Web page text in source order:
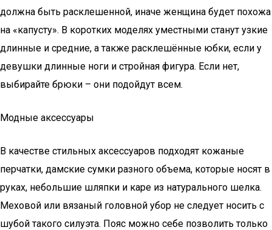
должна быть расклешенной, иначе женщина будет похожа
на «капусту». В коротких моделях уместными станут узкие
длинные и средние, а также расклешённые юбки, если у
девушки длинные ноги и стройная фигура. Если нет,
выбирайте брюки – они подойдут всем.
Модные аксессуары
В качестве стильных аксессуаров подходят кожаные
перчатки, дамские сумки разного объема, которые носят в
руках, небольшие шляпки и каре из натурального шелка.
Меховой или вязаный головной убор не следует носить с
шубой такого силуэта. Пояс можно себе позволить только